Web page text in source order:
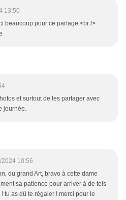
13:50
beaucoup pour ce partage.<br />
et surtout de les partager avec
journée.
2024 10:56
du grand Art, bravo à cette dame
sa patience pour arriver à de tels
tu as dû te régaler ! merci pour le